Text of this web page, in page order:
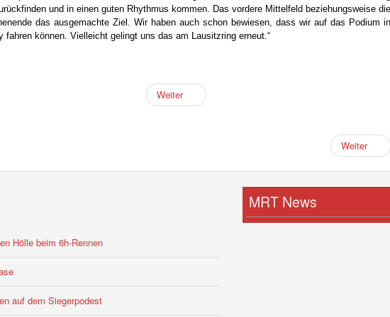
und in einen guten Rhythmus kommen. Das vordere Mittelfeld beziehungsweise die
das ausgemachte Ziel. Wir haben auch schon bewiesen, dass wir auf das Podium in
fahren können. Vielleicht gelingt uns das am Lausitzring erneut.“
Weiter
Weiter
Hölle beim 6h-Rennen
auf dem Siegerpodest
MRT News